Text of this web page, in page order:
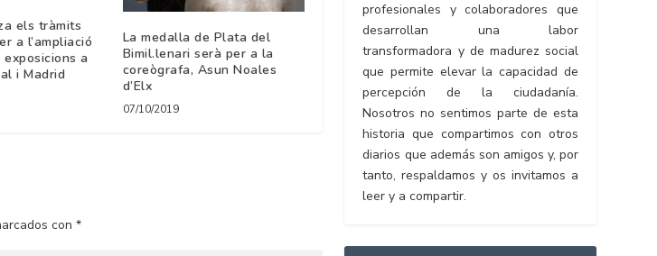
els tràmits
a l’ampliació
a
i Madrid
La medalla de Plata del
Bimil.lenari serà per a la
coreògrafa, Asun Noales
d’Elx
07/10/2019
con*
profesionales y colaboradores que
desarrollan una labor
transformadora y de madurez social
que permite elevar la capacidad de
percepción de la ciudadanía.
Nosotros no sentimos parte de esta
historia que compartimos con otros
diarios que además son amigos y, por
tanto, respaldamos y os invitamos a
leer y a compartir.